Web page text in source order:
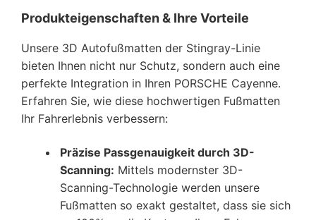
Produkteigenschaften & Ihre Vorteile
Unsere 3D Autofußmatten der Stingray-Linie
bieten Ihnen nicht nur Schutz, sondern auch eine
perfekte Integration in Ihren PORSCHE Cayenne.
Erfahren Sie, wie diese hochwertigen Fußmatten
Ihr Fahrerlebnis verbessern:
Präzise Passgenauigkeit durch 3D-
Scanning: Mittels modernster 3D-
Scanning-Technologie werden unsere
Fußmatten so exakt gestaltet, dass sie sich